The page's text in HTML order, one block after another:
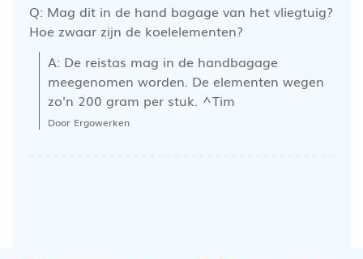
Q: Mag dit in de hand bagage van het vliegtuig?
Hoe zwaar zijn de koelelementen?
A: De reistas mag in de handbagage
meegenomen worden. De elementen wegen
zo'n 200 gram per stuk. ^Tim
Door Ergowerken